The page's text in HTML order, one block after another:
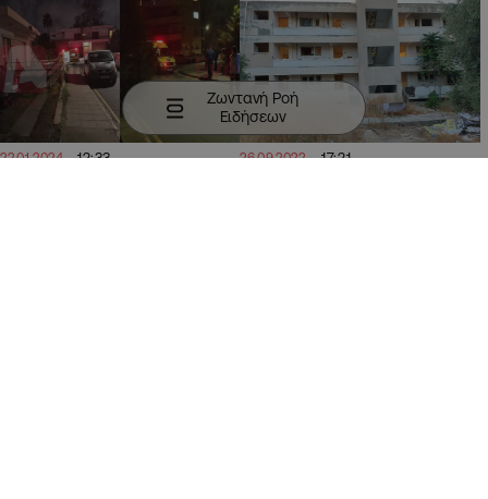
22.01.2024 12:33 26.09.2022 17:21
Ζωντανή Ροή
Ειδήσεων